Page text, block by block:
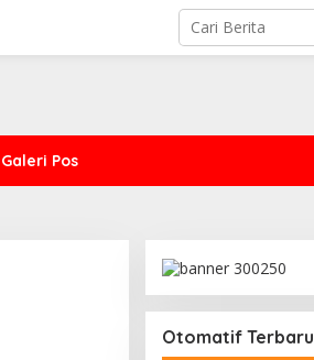
Galeri Pos
Otomatif Terbaru